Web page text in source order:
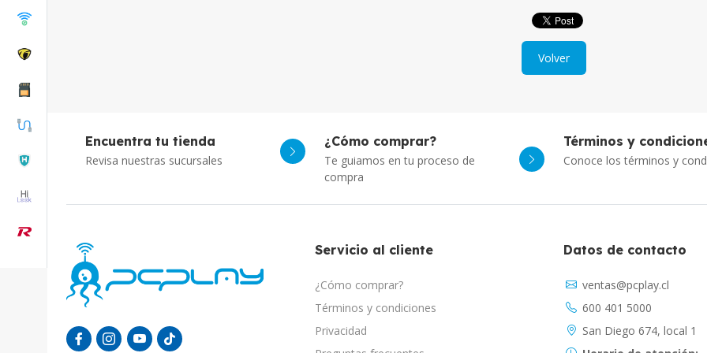
Volver
Encuentra tu tienda
Revisa nuestras sucursales
¿Cómo comprar?
Te guiamos en tu proceso de
compra
Términos y
Conoce los términos y
Servicio al cliente
¿Cómo comprar?
Términos y condiciones
Privacidad
Datos de contacto
ventas@pcplay.cl
600 401 5000
San Diego 674, local 1